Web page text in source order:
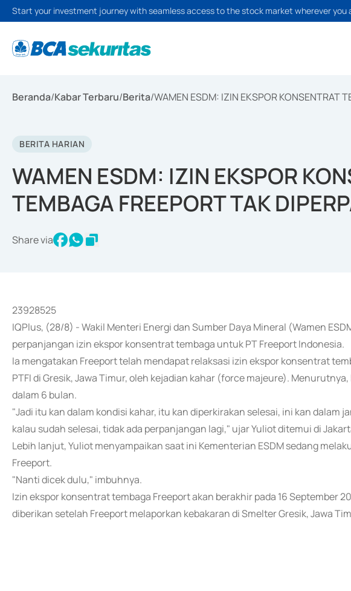
Start your investment journey with seamless access to the stock market wherever you
Beranda/Kabar Terbaru/Berita/WAMEN ESDM: IZIN EKSPOR KONSENTRAT
BERITA HARIAN
WAMEN ESDM: IZIN EKSPOR
TEMBAGA FREEPORT TAK
Share via
23928525
IQPlus, (28/8) - Wakil Menteri Energi dan Sumber Daya Mineral (Wamen
perpanjangan izin ekspor konsentrat tembaga untuk PT Freeport Indonesia.
Ia mengatakan Freeport telah mendapat relaksasi izin ekspor konsentrat
PTFI di Gresik, Jawa Timur, oleh kejadian kahar (force majeure).
dalam 6 bulan.
"Jadi itu kan dalam kondisi kahar, itu kan diperkirakan selesai, ini kan dalam
kalau sudah selesai, tidak ada perpanjangan lagi," ujar Yuliot ditemui di
Lebih lanjut, Yuliot menyampaikan saat ini Kementerian ESDM sedang
Freeport.
"Nanti dicek dulu," imbuhnya.
Izin ekspor konsentrat tembaga Freeport akan berakhir pada 16 September
diberikan setelah Freeport melaporkan kebakaran di Smelter Gresik, Jawa